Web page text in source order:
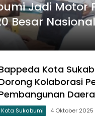
Jadi
Besar Nasional
Kota
Kolaborasi
Kota Sukabumi 4 Oktober 2025